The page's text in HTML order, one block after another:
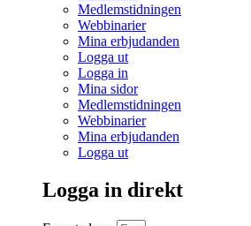
Medlemstidningen
Webbinarier
Mina erbjudanden
Logga ut
Logga in
Mina sidor
Medlemstidningen
Webbinarier
Mina erbjudanden
Logga ut
Logga in direkt